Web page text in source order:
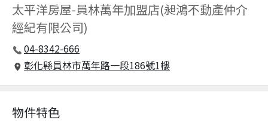
太平洋房屋-員林萬年加盟店(昶鴻不動產仲介
經紀有限公司)
04-8342-666
彰化縣員林市萬年路一段186號1樓
物件特色